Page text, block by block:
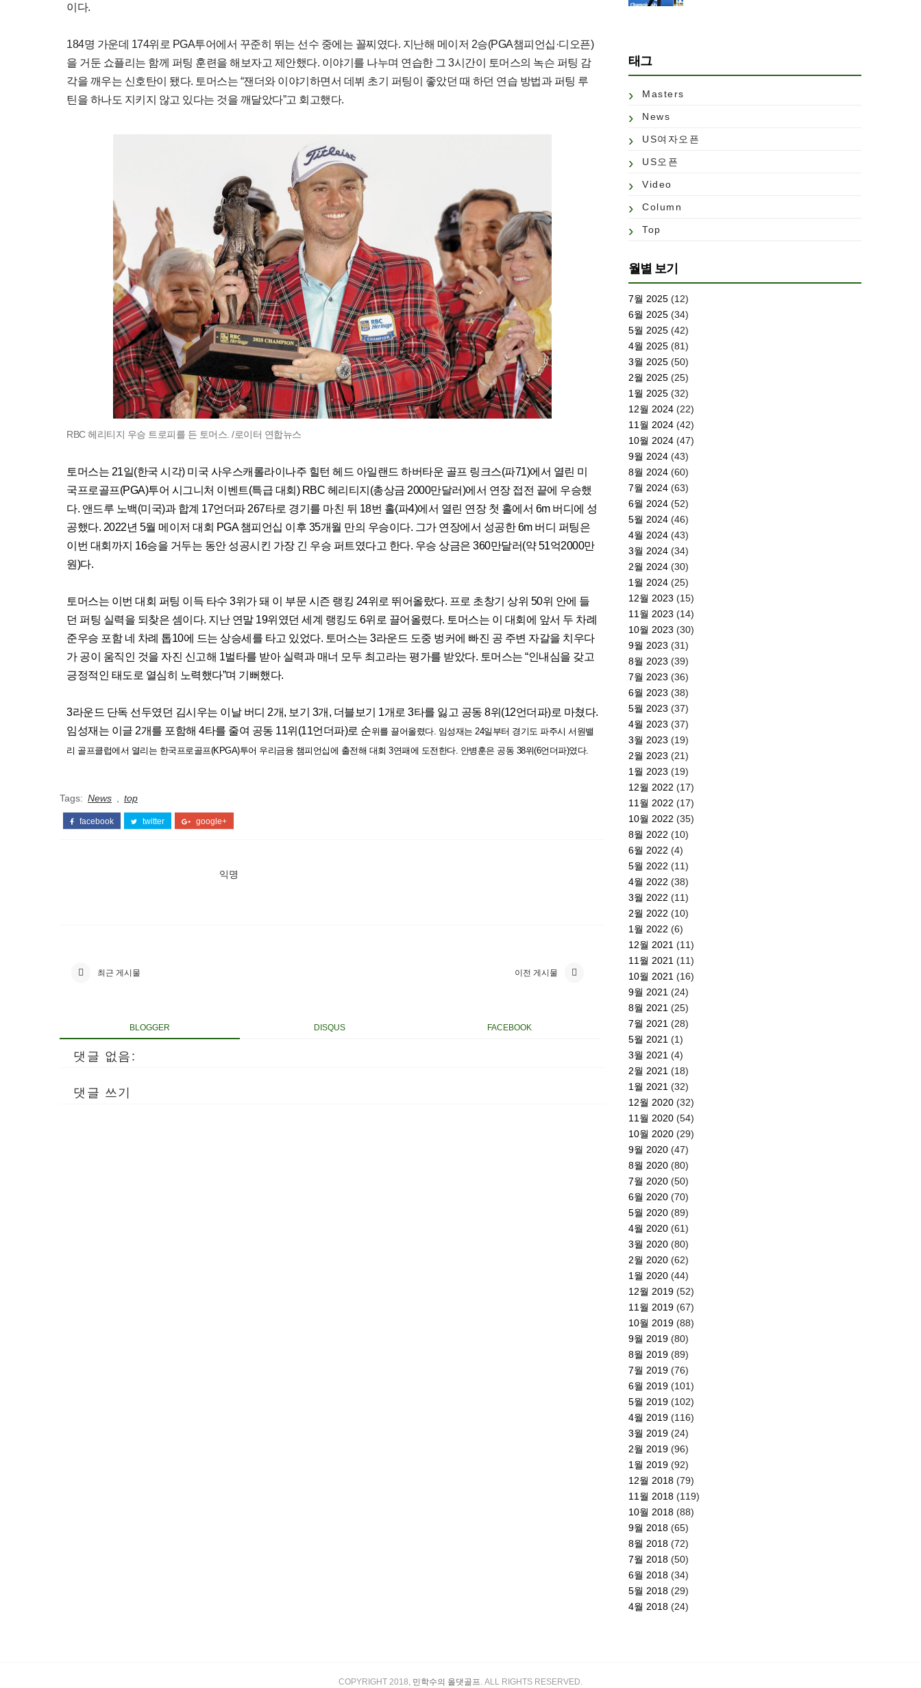
이다.
184명 가운데 174위로 PGA투어에서 꾸준히 뛰는 선수 중에는 꼴찌였다. 지난해 메이저 2승(PGA챔피언십·디오픈)
을 거둔 쇼플리는 함께 퍼팅 훈련을 해보자고 제안했다. 이야기를 나누며 연습한 그 3시간이 토머스의 녹슨 퍼팅 감
각을 깨우는 신호탄이 됐다. 토머스는 “잰더와 이야기하면서 데뷔 초기 퍼팅이 좋았던 때 하던 연습 방법과 퍼팅 루
틴을 하나도 지키지 않고 있다는 것을 깨달았다”고 회고했다.
RBC 헤리티지 우승 트로피를 든 토머스. /로이터 연합뉴스
토머스는 21일(한국 시각) 미국 사우스캐롤라이나주 힐턴 헤드 아일랜드 하버타운 골프 링크스(파71)에서 열린 미
국프로골프(PGA)투어 시그니처 이벤트(특급 대회) RBC 헤리티지(총상금 2000만달러)에서 연장 접전 끝에 우승했
다. 앤드루 노백(미국)과 합계 17언더파 267타로 경기를 마친 뒤 18번 홀(파4)에서 열린 연장 첫 홀에서 6m 버디에 성
공했다. 2022년 5월 메이저 대회 PGA 챔피언십 이후 35개월 만의 우승이다. 그가 연장에서 성공한 6m 버디 퍼팅은
이번 대회까지 16승을 거두는 동안 성공시킨 가장 긴 우승 퍼트였다고 한다. 우승 상금은 360만달러(약 51억2000만
원)다.
토머스는 이번 대회 퍼팅 이득 타수 3위가 돼 이 부문 시즌 랭킹 24위로 뛰어올랐다. 프로 초창기 상위 50위 안에 들
던 퍼팅 실력을 되찾은 셈이다. 지난 연말 19위였던 세계 랭킹도 6위로 끌어올렸다. 토머스는 이 대회에 앞서 두 차례
준우승 포함 네 차례 톱10에 드는 상승세를 타고 있었다. 토머스는 3라운드 도중 벙커에 빠진 공 주변 자갈을 치우다
가 공이 움직인 것을 자진 신고해 1벌타를 받아 실력과 매너 모두 최고라는 평가를 받았다. 토머스는 “인내심을 갖고
긍정적인 태도로 열심히 노력했다”며 기뻐했다.
3라운드 단독 선두였던 김시우는 이날 버디 2개, 보기 3개, 더블보기 1개로 3타를 잃고 공동 8위(12언더파)로 마쳤다.
임성재는 이글 2개를 포함해 4타를 줄여 공동 11위(11언더파)로 순위를 끌어올렸다. 임성재는 24일부터 경기도 파주시 서원밸
리 골프클럽에서 열리는 한국프로골프(KPGA)투어 우리금융 챔피언십에 출전해 대회 3연패에 도전한다. 안병훈은 공동 38위(6언더파)였다.
Tags: News top
facebook twitter google+
익명
최근 게시물 이전 게시물
BLOGGER DISQUS FACEBOOK
댓글 없음:
댓글 쓰기
태그
Masters
News
US여자오픈
US오픈
Video
Column
Top
월별 보기
7월 2025 (12)
6월 2025 (34)
5월 2025 (42)
4월 2025 (81)
3월 2025 (50)
2월 2025 (25)
1월 2025 (32)
12월 2024 (22)
11월 2024 (42)
10월 2024 (47)
9월 2024 (43)
8월 2024 (60)
7월 2024 (63)
6월 2024 (52)
5월 2024 (46)
4월 2024 (43)
3월 2024 (34)
2월 2024 (30)
1월 2024 (25)
12월 2023 (15)
11월 2023 (14)
10월 2023 (30)
9월 2023 (31)
8월 2023 (39)
7월 2023 (36)
6월 2023 (38)
5월 2023 (37)
4월 2023 (37)
3월 2023 (19)
2월 2023 (21)
1월 2023 (19)
12월 2022 (17)
11월 2022 (17)
10월 2022 (35)
8월 2022 (10)
6월 2022 (4)
5월 2022 (11)
4월 2022 (38)
3월 2022 (11)
2월 2022 (10)
1월 2022 (6)
12월 2021 (11)
11월 2021 (11)
10월 2021 (16)
9월 2021 (24)
8월 2021 (25)
7월 2021 (28)
5월 2021 (1)
3월 2021 (4)
2월 2021 (18)
1월 2021 (32)
12월 2020 (32)
11월 2020 (54)
10월 2020 (29)
9월 2020 (47)
8월 2020 (80)
7월 2020 (50)
6월 2020 (70)
5월 2020 (89)
4월 2020 (61)
3월 2020 (80)
2월 2020 (62)
1월 2020 (44)
12월 2019 (52)
11월 2019 (67)
10월 2019 (88)
9월 2019 (80)
8월 2019 (89)
7월 2019 (76)
6월 2019 (101)
5월 2019 (102)
4월 2019 (116)
3월 2019 (24)
2월 2019 (96)
1월 2019 (92)
12월 2018 (79)
11월 2018 (119)
10월 2018 (88)
9월 2018 (65)
8월 2018 (72)
7월 2018 (50)
6월 2018 (34)
5월 2018 (29)
4월 2018 (24)
COPYRIGHT 2018, 민학수의 올댓골프. ALL RIGHTS RESERVED.